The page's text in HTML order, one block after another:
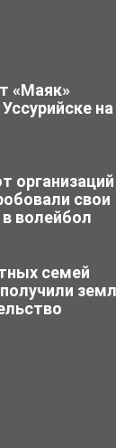
«Маяк»
на
организаций
свои
волейбол
семей